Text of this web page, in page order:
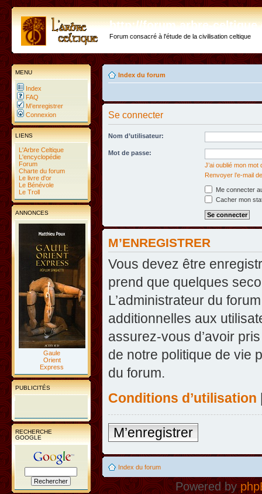
http://forum.arbre-
Forum consacré à l'étude de la civilisation celtique
MENU
Index
FAQ
M’enregistrer
Connexion
LIENS
L'Arbre Celtique
L'encyclopédie
Forum
Charte du forum
Le livre d'or
Le Bénévole
Le Troll
ANNONCES
Gaule
Orient
Express
PUBLICITÉS
RECHERCHE
GOOGLE
Index du forum
Se connecter
Nom d’utilisateur:
Mot de passe:
J’ai oublié mon mot
Renvoyer l’e-mail
Me connecter
Cacher mon
M’ENREGISTRER
Vous devez être
prend que quelques
L’administrateur du
additionnelles aux
assurez-vous d’avoir
de notre politique de vie
du forum.
Conditions d’utilisation
M’enregistrer
Index du forum
Powered by